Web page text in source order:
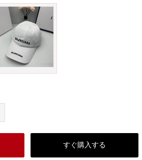
すぐ購入する